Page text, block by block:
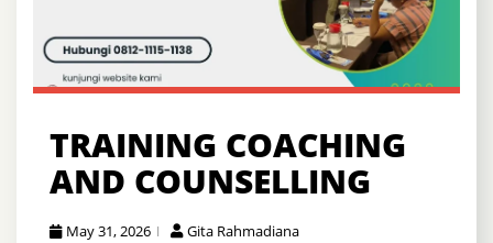
TRAINING COACHING
AND COUNSELLING
May 31, 2026
Gita Rahmadiana